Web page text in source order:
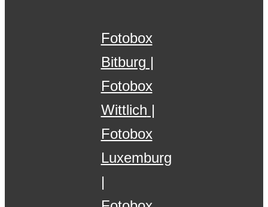
Fotobox
Bitburg
Fotobox
Wittlich
Fotobox
Luxemburg